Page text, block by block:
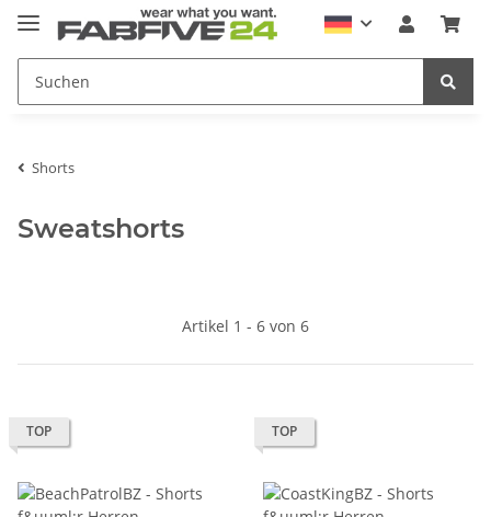
Shorts
Sweatshorts
Artikel 1 - 6 von 6
TOP TOP